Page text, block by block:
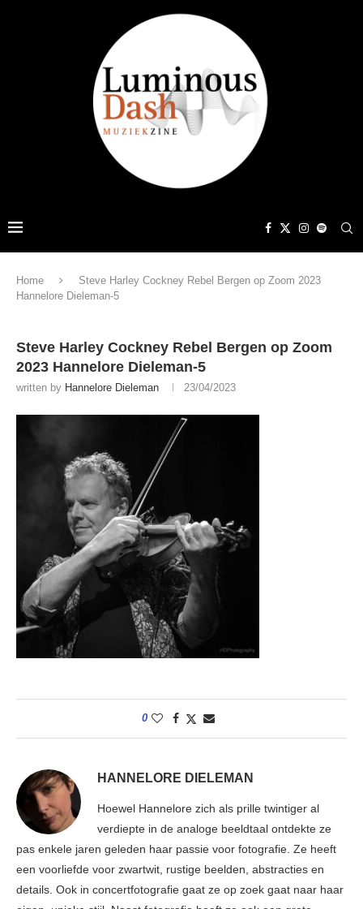
Home
Steve Harley Cockney Rebel Bergen op Zoom 2023
Hannelore Dieleman-5
Steve Harley Cockney Rebel Bergen op Zoom
2023 Hannelore Dieleman-5
written by Hannelore Dieleman 23/04/2023
0
HANNELORE DIELEMAN
Hoewel Hannelore zich als prille twintiger al
verdiepte in de analoge beeldtaal ontdekte ze
pas enkele jaren geleden haar passie voor fotografie. Ze heeft
een voorliefde voor zwartwit, rustige beelden, abstracties en
details. Ook in concertfotografie gaat ze op zoek gaat naar haar